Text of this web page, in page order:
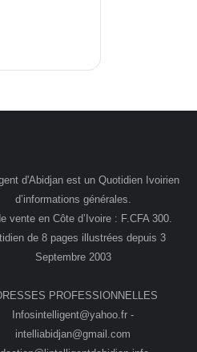
d'Abidjan est un Quotidien Ivoirien
d’informations générales.
vente en Côte d’Ivoire : F.CFA 300.
de 8 pages illustrées depuis 3
Septembre 2003
PROFESSIONNELLES
Infosintelligent@yahoo.fr -
intelliabidjan@gmail.com